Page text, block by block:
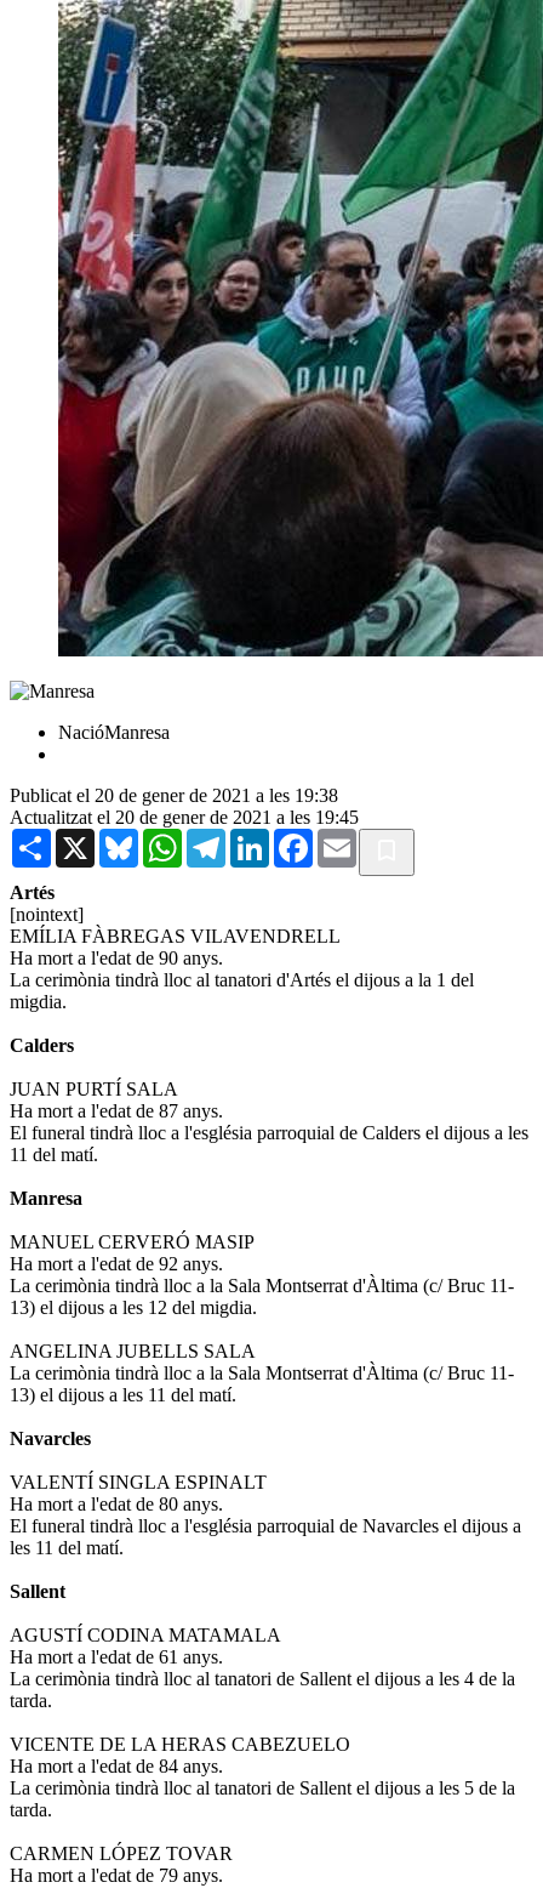
NacióManresa
Publicat el 20 de gener de 2021 a les 19:38
Actualitzat el 20 de gener de 2021 a les 19:45
Share X BlueskyWhatsAppTelegramLinkedInFacebook
Email
Artés
[nointext]
EMÍLIA FÀBREGAS VILAVENDRELL
Ha mort a l'edat de 90 anys.
La cerimònia tindrà lloc al tanatori d'Artés el dijous a la 1 del
migdia.
Calders
JUAN PURTÍ SALA
Ha mort a l'edat de 87 anys.
El funeral tindrà lloc a l'església parroquial de Calders el dijous a les
11 del matí.
Manresa
MANUEL CERVERÓ MASIP
Ha mort a l'edat de 92 anys.
La cerimònia tindrà lloc a la Sala Montserrat d'Àltima (c/ Bruc 11-
13) el dijous a les 12 del migdia.
ANGELINA JUBELLS SALA
La cerimònia tindrà lloc a la Sala Montserrat d'Àltima (c/ Bruc 11-
13) el dijous a les 11 del matí.
Navarcles
VALENTÍ SINGLA ESPINALT
Ha mort a l'edat de 80 anys.
El funeral tindrà lloc a l'església parroquial de Navarcles el dijous a
les 11 del matí.
Sallent
AGUSTÍ CODINA MATAMALA
Ha mort a l'edat de 61 anys.
La cerimònia tindrà lloc al tanatori de Sallent el dijous a les 4 de la
tarda.
VICENTE DE LA HERAS CABEZUELO
Ha mort a l'edat de 84 anys.
La cerimònia tindrà lloc al tanatori de Sallent el dijous a les 5 de la
tarda.
CARMEN LÓPEZ TOVAR
Ha mort a l'edat de 79 anys.